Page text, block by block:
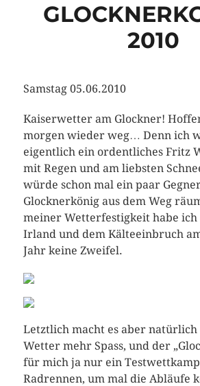
2010
Samstag 05.06.2010
Kaiserwetter am Glockner!
morgen wieder weg… Denn ich
eigentlich ein ordentliches Fritz
mit Regen und am liebsten
würde schon mal ein paar
Glocknerkönig aus dem Weg
meiner Wetterfestigkeit habe ich
Irland und dem Kälteeinbruch
Jahr keine Zweifel.
Letztlich macht es aber natürlich
Wetter mehr Spass, und der
für mich ja nur ein
Radrennen, um mal die Abläufe